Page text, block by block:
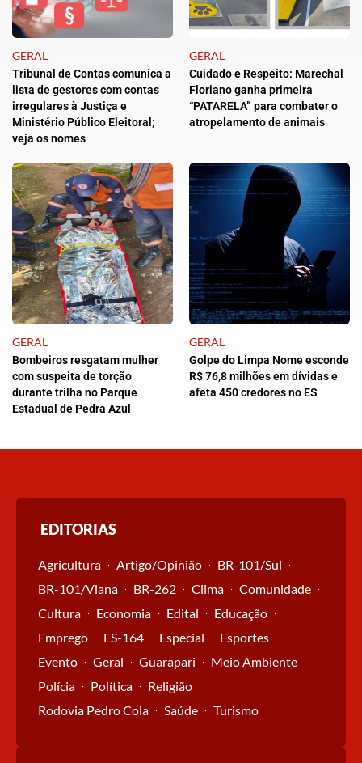
GERAL
Tribunal de Contas comunica a
lista de gestores com contas
irregulares à Justiça e
Ministério Público Eleitoral;
veja os nomes
GERAL
Cuidado e Respeito: Marechal
Floriano ganha primeira
“PATARELA” para combater o
atropelamento de animais
GERAL
Bombeiros resgatam mulher
com suspeita de torção
durante trilha no Parque
Estadual de Pedra Azul
GERAL
Golpe do Limpa Nome esconde
R$ 76,8 milhões em dívidas e
afeta 450 credores no ES
EDITORIAS
Agricultura Artigo/Opinião
BR-101/Sul
BR-101/Viana
BR-262 Clima
Comunidade
Cultura
Economia Edital
Educação
Emprego
ES-164 Especial
Esportes
Evento
Geral Guarapari
Meio Ambiente
Polícia
Política
Religião
Rodovia Pedro Cola
Saúde Turismo